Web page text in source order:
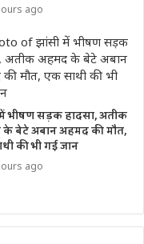
ago
भीषण सड़क हादसा, अतीक
बेटे अबान अहमद की मौत,
की भी गई जान
ago